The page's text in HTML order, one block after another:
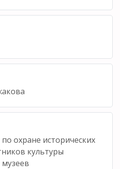
охране исторических
культуры